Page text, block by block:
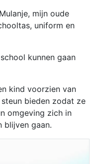
mijn oude
uniform en
kunnen gaan
kind voorzien van
bieden zodat ze
omgeving zich in
blijven gaan.